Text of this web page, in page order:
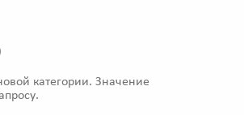
категории. Значение